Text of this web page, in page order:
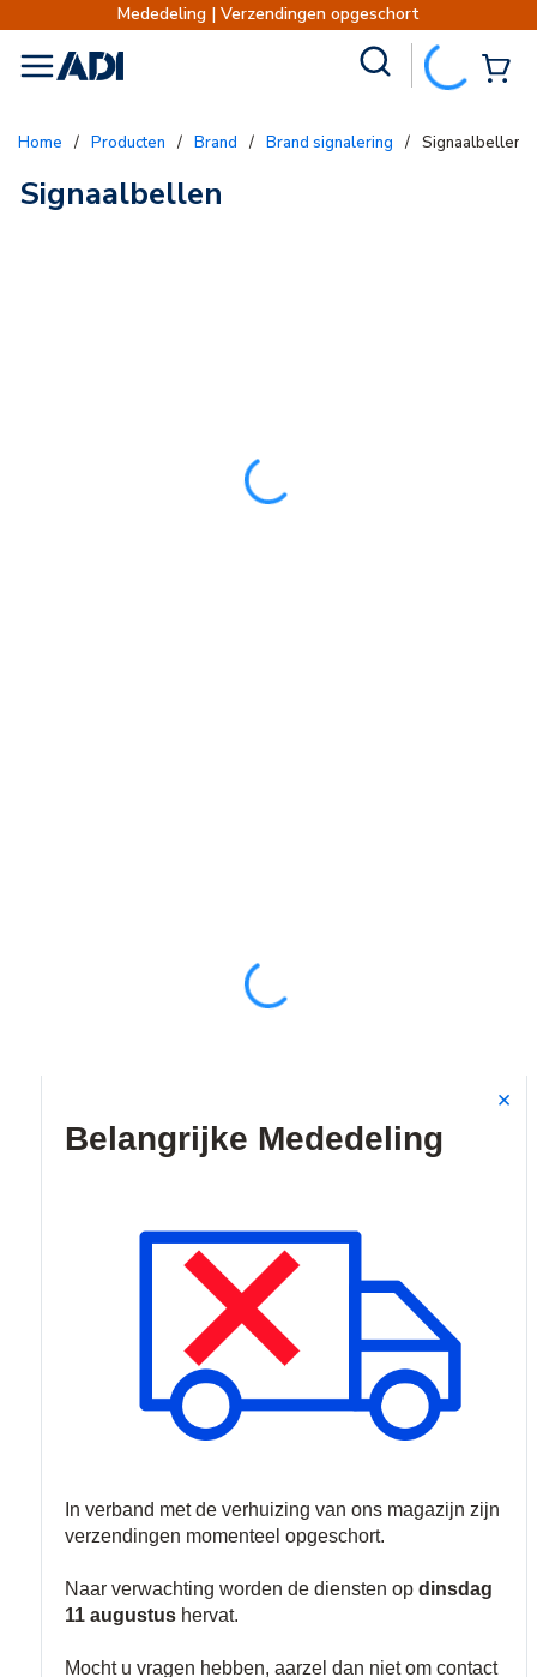
Mededeling | Verzendingen opgeschort
menu
Home / Producten / Brand / Brand signalering / Signaalbellen
Signaalbellen